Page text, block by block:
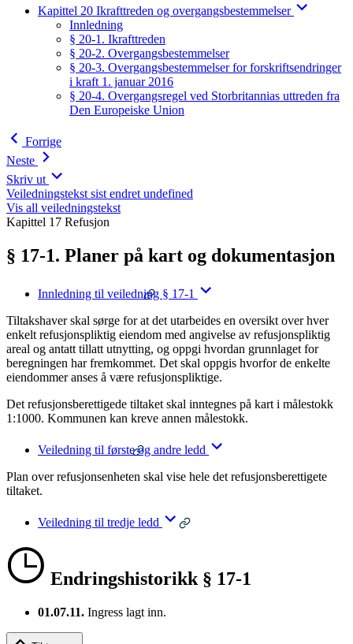
Kapittel 20 Ikrafttreden og overgangsbestemmelser
Innledning
§ 20-1. Ikrafttreden
§ 20-2. Overgangsbestemmelser
§ 20-3. Overgangsbestemmelser for forskriftsendringer
i kraft 1. januar 2016
§ 20-4. Overgangsregel ved Storbritannias uttreden fra
Den Europeiske Union
Forrige
Neste
Skriv ut
Veiledningstekst sist endret undefined
Vis all veiledningstekst
Kapittel 17 Refusjon
§ 17-1. Planer på kart og dokumentasjon
Innledning til veiledning § 17-1
Tiltakshaver skal sørge for at det utarbeides en oversikt over hver
enkelt refusjonspliktig eiendom med angivelse av refusjonspliktig
areal og antatt tillatt utnytting, og oppgi hvordan grunnlaget for
beregningen har fremkommet. Det skal oppgis hvorfor de enkelte
eiendommer anses å være refusjonspliktige.
Det refusjonsberettigede tiltaket skal inntegnes på kart i målestokk
1:1000. Kommunen kan kreve annen målestokk.
Veiledning til første og andre ledd
Plan over refusjonsenheten skal vise hele det refusjonsberettigete
tiltaket.
Veiledning til tredje ledd
Endringshistorikk § 17-1
01.07.11. Ingress lagt inn.